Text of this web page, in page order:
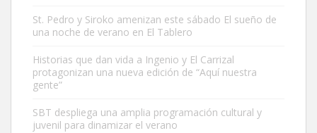
Este gato macho ha aparecido en la calle hace menos de un mes,
es muy manso y extremadamente cari...
Leales.org » Gran Canaria
St. Pedro y Siroko amenizan este sábado El sueño de
una noche de verano en El Tablero
Historias que dan vida a Ingenio y El Carrizal
protagonizan una nueva edición de “Aquí nuestra
gente”
SBT despliega una amplia programación cultural y
juvenil para dinamizar el verano